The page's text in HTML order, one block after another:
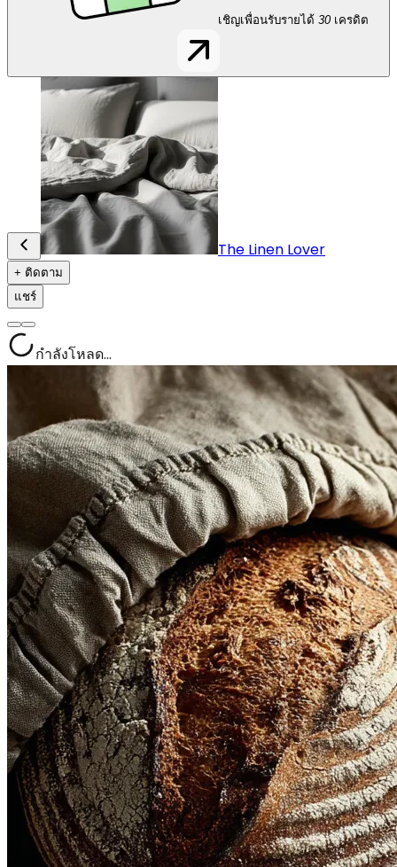
เชิญเพื่อนรับรายได้ 30 เครดิต
The Linen Lover
+ ติดตาม
แชร์
กำลังโหลด...